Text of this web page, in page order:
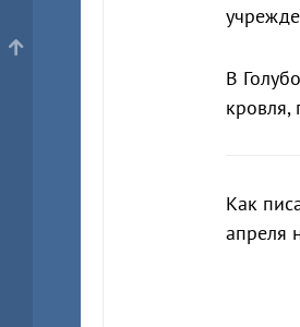
В
кровля,
Как
апреля